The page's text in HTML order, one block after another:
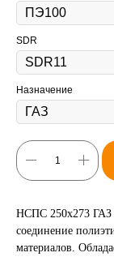
SDR
Назначение
НСПС 250х273 ГАЗ
соединение
материалов.